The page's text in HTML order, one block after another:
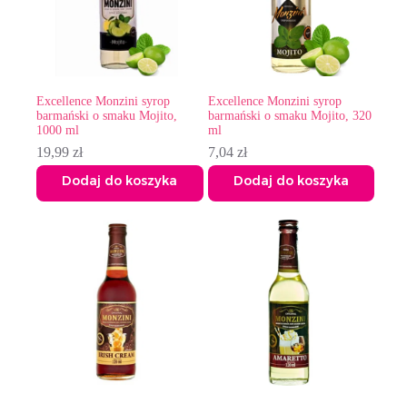
Excellence Monzini syrop
barmański o smaku Mojito,
1000 ml
19,99 zł
Dodaj do koszyka
Excellence Monzini syrop
barmański o smaku Mojito, 320
ml
7,04 zł
Dodaj do koszyka